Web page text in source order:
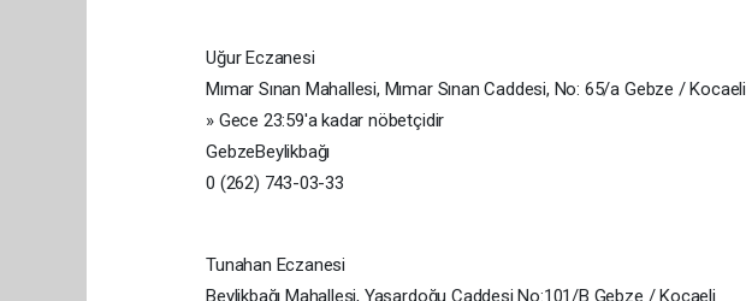
Uğur Eczanesi
Mımar Sınan Mahallesi, Mımar Sınan Caddesi, No: 65/a Gebze / Kocaeli
» Gece 23:59'a kadar nöbetçidir
GebzeBeylikbağı
0 (262) 743-03-33
Tunahan Eczanesi
Beylikbağı Mahallesi, Yaşardoğu Caddesi No:101/B Gebze / Kocaeli